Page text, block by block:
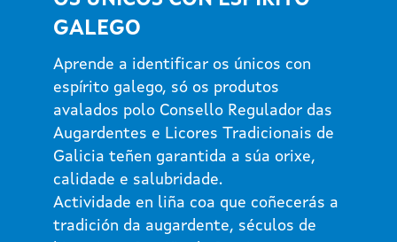
GALEGO
Aprende a identificar os únicos con
espírito galego, só os produtos
avalados polo Consello Regulador das
Augardentes e Licores Tradicionais de
Galicia teñen garantida a súa orixe,
calidade e salubridade.
Actividade en liña coa que coñecerás a
tradición da augardente, séculos de